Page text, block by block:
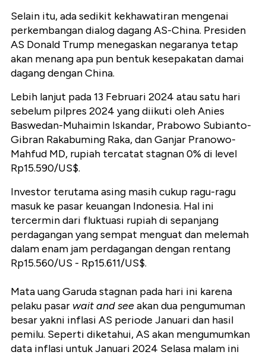
Selain itu, ada sedikit kekhawatiran mengenai
perkembangan dialog dagang AS-China. Presiden
AS Donald Trump menegaskan negaranya tetap
akan menang apa pun bentuk kesepakatan damai
dagang dengan China.
Lebih lanjut pada 13 Februari 2024 atau satu hari
sebelum pilpres 2024 yang diikuti oleh Anies
Baswedan-Muhaimin Iskandar, Prabowo Subianto-
Gibran Rakabuming Raka, dan Ganjar Pranowo-
Mahfud MD, rupiah tercatat stagnan 0% di level
Rp15.590/US$.
Investor terutama asing masih cukup ragu-ragu
masuk ke pasar keuangan Indonesia. Hal ini
tercermin dari fluktuasi rupiah di sepanjang
perdagangan yang sempat menguat dan melemah
dalam enam jam perdagangan dengan rentang
Rp15.560/US - Rp15.611/US$.
Mata uang Garuda stagnan pada hari ini karena
pelaku pasar wait and seeakan dua pengumuman
besar yakni inflasi AS periode Januari dan hasil
pemilu. Seperti diketahui, AS akan mengumumkan
data inflasi untuk Januari 2024 Selasa malam ini